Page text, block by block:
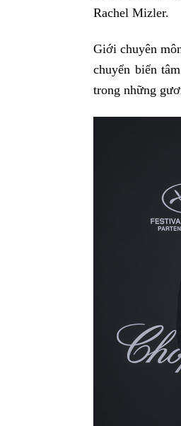
Rachel Mizler.
Giới chuyên
chuyển biến
trong những